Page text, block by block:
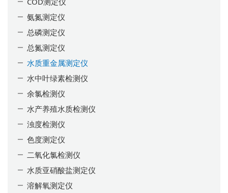
氨氮测定仪
总磷测定仪
总氮测定仪
水质重金属测定仪
水中叶绿素检测仪
余氯检测仪
水产养殖水质检测仪
浊度检测仪
色度测定仪
二氧化氯检测仪
水质亚硝酸盐测定仪
溶解氧测定仪